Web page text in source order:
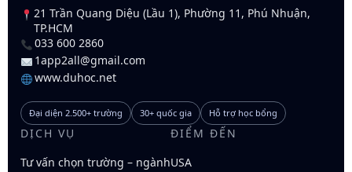
21 Trần Quang Diệu (Lầu 1), Phường 11, Phú Nhuận,
TP.HCM
033 600 2860
1app2all@gmail.com
www.duhoc.net
Đại diện 2.500+ trường 30+ quốc gia Hỗ trợ học bổng
DỊCH VỤ
Tư vấn chọn trường – ngành
ĐIỂM ĐẾN
USA